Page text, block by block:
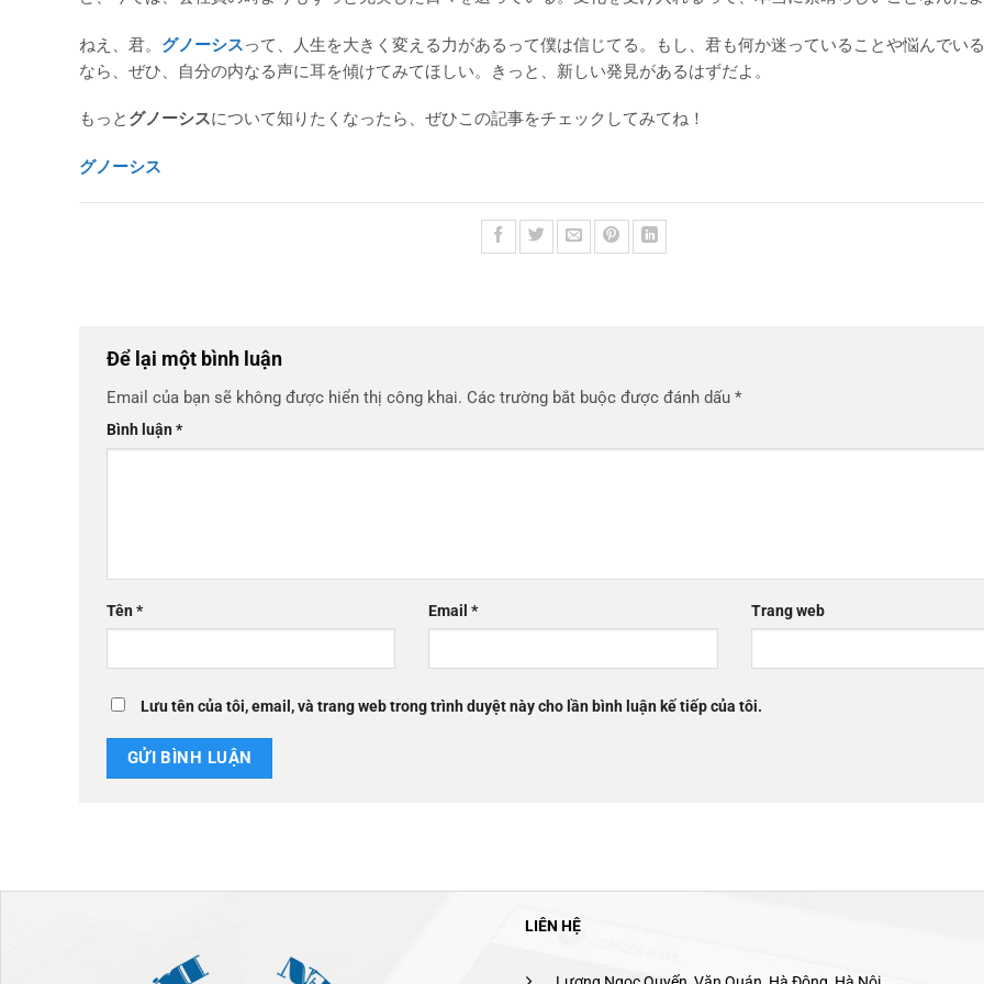
ねえ、君。 グノーシスって、人生を大きく変える力があるって僕は信じてる。もし、君も何か迷っていることや悩んでい
なら、ぜひ、自分の内なる声に耳を傾けてみてほしい。きっと、新しい発見があるはずだよ。
もっと グノーシスについて知りたくなったら、ぜひこの記事をチェックしてみてね！
グノーシス
Để lại một bình luận
Email của bạn sẽ không được hiển thị công khai. Các trường bắt buộc được đánh dấu *
Bình luận*
Tên* Email* Trang web
Lưu tên của tôi, email, và trang web trong trình duyệt này cho lần bình luận kế tiếp của tôi.
LIÊN HỆ